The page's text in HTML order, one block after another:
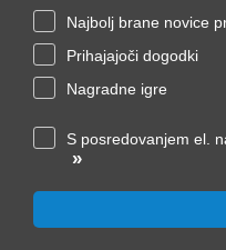
Najbolj brane novice
Prihajajoči dogodki
Nagradne igre
S posredovanjem el.
»